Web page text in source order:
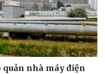
nhà máy điện